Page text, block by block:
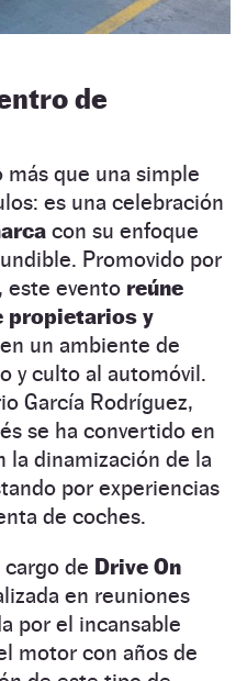
de
más que una simple
es una celebración
con su enfoque
Promovido por
este evento reúne
propietarios y
en un ambiente de
y culto al automóvil.
García Rodríguez,
se ha convertido en
la dinamización de la
por experiencias
de coches.
de Drive On
en reuniones
por el incansable
motor con años de